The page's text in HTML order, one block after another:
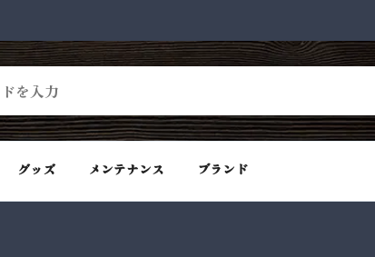
グッズ メンテナンス ブランド